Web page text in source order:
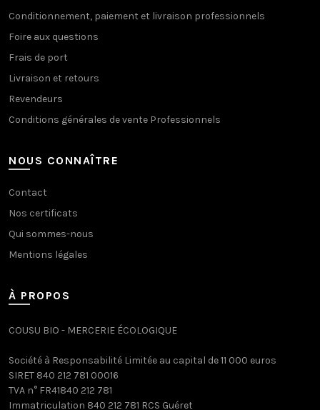
Conditionnement, paiement et livraison professionnels
Foire aux questions
Frais de port
Livraison et retours
Revendeurs
Conditions générales de vente Professionnels
NOUS CONNAÎTRE
Contact
Nos certificats
Qui sommes-nous
Mentions légales
À PROPOS
COUSU BIO - MERCERIE ÉCOLOGIQUE
Société à Responsabilité Limitée au capital de 11 000 euros
SIRET 840 212 781 00016
TVA n° FR41840 212 781
Immatriculation 840 212 781 RCS Guéret